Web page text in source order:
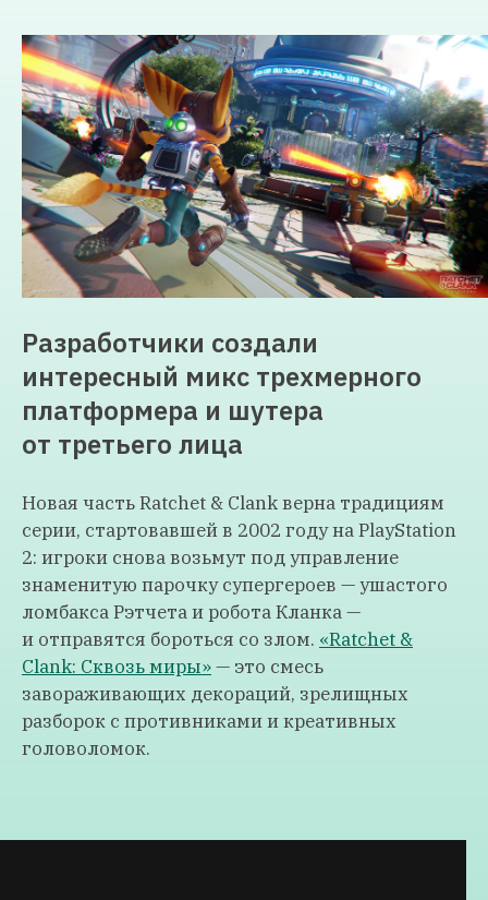
Разработчики создали
интересный микс трехмерного
платформера и шутера
от третьего лица
Новая часть Ratchet & Clank верна традициям
серии, стартовавшей в 2002 году на PlayStation
2: игроки снова возьмут под управление
знаменитую парочку супергероев — ушастого
ломбакса Рэтчета и робота Кланка —
и отправятся бороться со злом. «Ratchet &
Clank: Сквозь миры»— это смесь
завораживающих декораций, зрелищных
разборок с противниками и креативных
головоломок.